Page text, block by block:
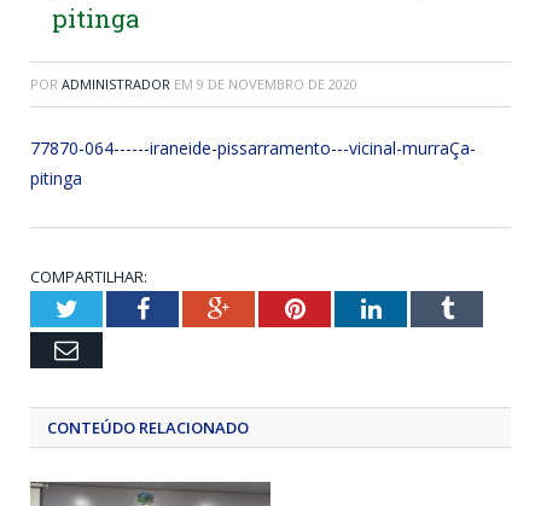
pitinga
POR ADMINISTRADOR EM 9 DE NOVEMBRO DE 2020
77870-064------iraneide-pissarramento---vicinal-murraÇa-
pitinga
COMPARTILHAR:
TwitterFacebookGoogle+PinterestLinkedInTumblr
Email
CONTEÚDO RELACIONADO